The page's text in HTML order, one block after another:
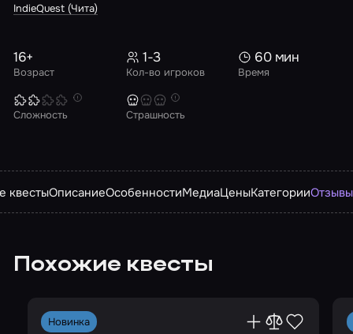
IndieQuest (Чита)
Возраст
16+
Кол-во игроков
1-3
Время
60 мин
Сложность Страшность
квестыОписаниеОсобенностиМедиаЦеныКатегорииОтзывы
Похожие квесты
Новинка